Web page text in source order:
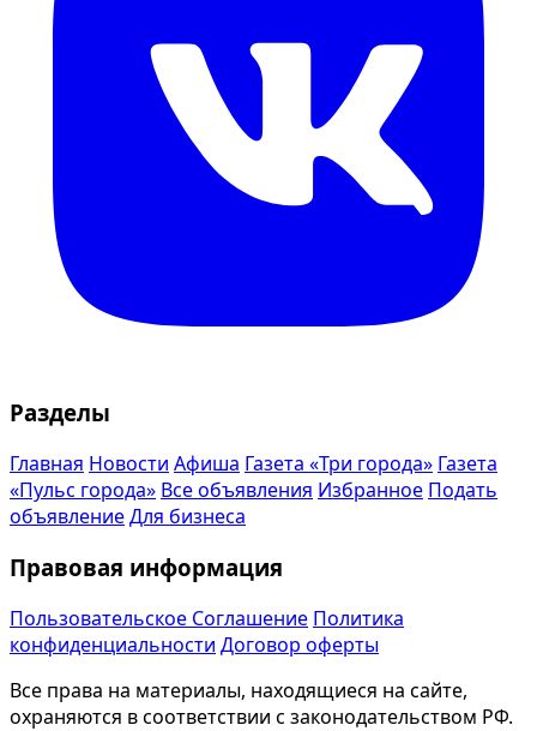
Разделы
Главная Новости Афиша Газета «Три города» Газета
«Пульс города» Все объявления Избранное Подать
объявлениеДля бизнеса
Правовая информация
Пользовательское Соглашение Политика
конфиденциальности Договор оферты
Все права на материалы, находящиеся на сайте,
охраняются в соответствии с законодательством РФ.